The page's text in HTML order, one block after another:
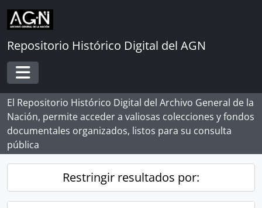
Skip to main content
Repositorio Histórico Digital del AGN
Toggle navigation
El Repositorio Histórico Digital del Archivo General de la
Nación, permite acceder a valiosas colecciones y fondos
documentales organizados, listos para su consulta
pública
Restringir resultados por: